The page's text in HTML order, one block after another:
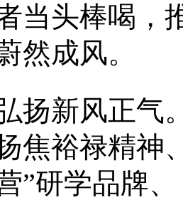
当头棒喝，
然成风。
新风正气。
焦裕禄精神
”研学品牌